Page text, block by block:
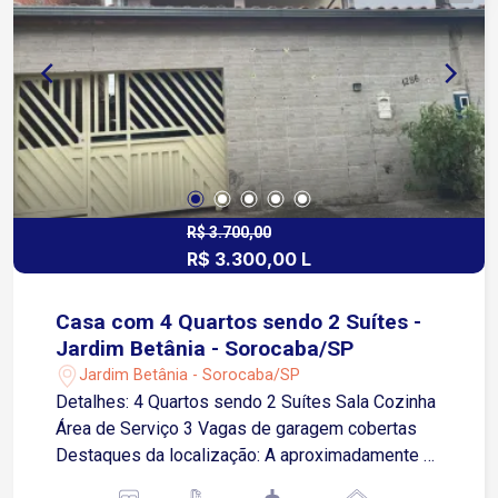
garagem para até 04 veículos, sendo 02 vagas
cobertas e 02 descobertas, além de jardim, que
traz um toque de charme e aconchego ao
ambiente. Localização: Aproximadamente 5
minutos do Mercado Confiança Cerca de 8
minutos da Prefeitura de Sorocaba
Aproximadamente 7 minutos da Rodovia Raposo
Tavares Região com boa infraestrutura, próxima a
comércios, serviços e com fácil mobilidade para
diversas regiões da cidade. Entre em contato e
R$ 3.700,00
R$ 3.300,00 L
Casa com 4 Quartos sendo 2 Suítes -
Jardim Betânia - Sorocaba/SP
Jardim Betânia - Sorocaba/SP
Detalhes: 4 Quartos sendo 2 Suítes Sala Cozinha
Área de Serviço 3 Vagas de garagem cobertas
Destaques da localização: A aproximadamente 3